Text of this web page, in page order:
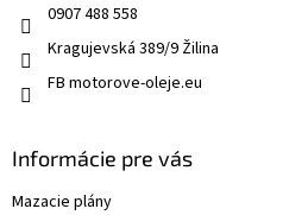
0907 488 558
Kragujevská 389/9 Žilina
FB motorove-oleje.eu
Informácie pre vás
Mazacie plány